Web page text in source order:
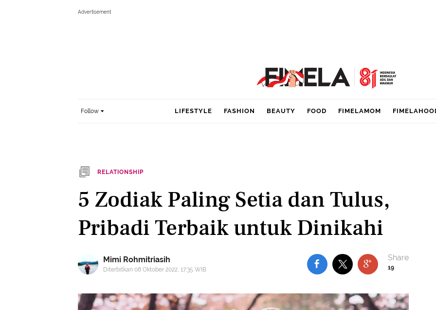
Follow LIFESTYLE FASHION BEAUTY FOOD FIMELAMOM
RELATIONSHIP
5 Zodiak Paling Setia dan Tulus,
Pribadi Terbaik untuk Dinikahi
Mimi Rohmitriasih
Diterbitkan 08 Oktober 2022, 17:35 WIB 19